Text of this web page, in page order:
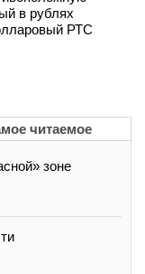
в рублях
РТС
читаемое
зоне